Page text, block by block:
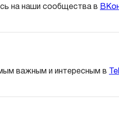
на наши сообщества в
важным и интересным в